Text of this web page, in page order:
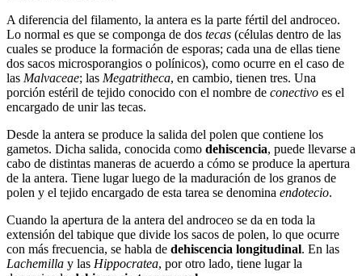
A diferencia del filamento, la antera es la parte fértil del androceo.
Lo normal es que se componga de dos tecas (células dentro de las
cuales se produce la formación de esporas; cada una de ellas tiene
dos sacos microsporangios o polínicos), como ocurre en el caso de
las Malvaceae; las Megatritheca, en cambio, tienen tres. Una
porción estéril de tejido conocido con el nombre de conectivo es el
encargado de unir las tecas.
Desde la antera se produce la salida del polen que contiene los
gametos. Dicha salida, conocida como dehiscencia, puede llevarse a
cabo de distintas maneras de acuerdo a cómo se produce la apertura
de la antera. Tiene lugar luego de la maduración de los granos de
polen y el tejido encargado de esta tarea se denomina endotecio.
Cuando la apertura de la antera del androceo se da en toda la
extensión del tabique que divide los sacos de polen, lo que ocurre
con más frecuencia, se habla de dehiscencia longitudinal. En las
Lachemilla y las Hippocratea, por otro lado, tiene lugar la